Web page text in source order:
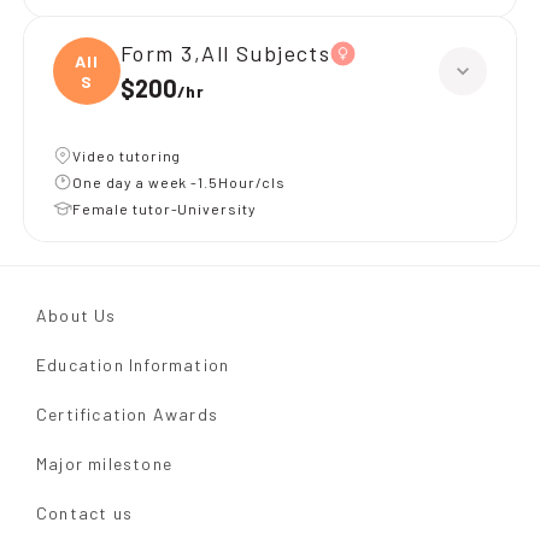
All
S
Form 3,All Subjects
$200/hr
Video tutoring
One day a week -1.5Hour/cls
Female tutor-University
About Us
Education Information
Certification Awards
Major milestone
Contact us